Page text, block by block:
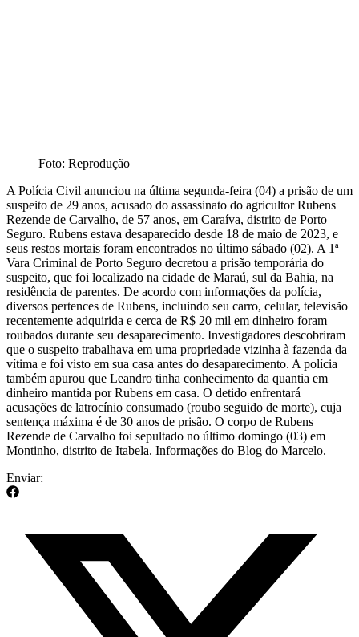
Foto: Reprodução
A Polícia Civil anunciou na última segunda-feira (04) a prisão de um
suspeito de 29 anos, acusado do assassinato do agricultor Rubens
Rezende de Carvalho, de 57 anos, em Caraíva, distrito de Porto
Seguro. Rubens estava desaparecido desde 18 de maio de 2023, e
seus restos mortais foram encontrados no último sábado (02). A 1ª
Vara Criminal de Porto Seguro decretou a prisão temporária do
suspeito, que foi localizado na cidade de Maraú, sul da Bahia, na
residência de parentes. De acordo com informações da polícia,
diversos pertences de Rubens, incluindo seu carro, celular, televisão
recentemente adquirida e cerca de R$ 20 mil em dinheiro foram
roubados durante seu desaparecimento. Investigadores descobriram
que o suspeito trabalhava em uma propriedade vizinha à fazenda da
vítima e foi visto em sua casa antes do desaparecimento. A polícia
também apurou que Leandro tinha conhecimento da quantia em
dinheiro mantida por Rubens em casa. O detido enfrentará
acusações de latrocínio consumado (roubo seguido de morte), cuja
sentença máxima é de 30 anos de prisão. O corpo de Rubens
Rezende de Carvalho foi sepultado no último domingo (03) em
Montinho, distrito de Itabela. Informações do Blog do Marcelo.
Enviar: